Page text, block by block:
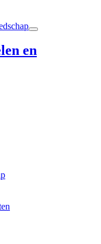
en